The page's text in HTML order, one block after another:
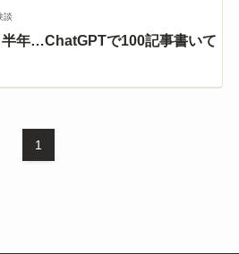
談
年…ChatGPTで100記事書いて
1